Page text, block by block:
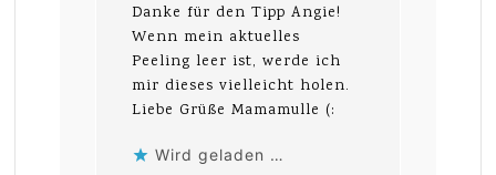
Danke für den Tipp Angie!
Wenn mein aktuelles
Peeling leer ist, werde ich
mir dieses vielleicht holen.
Liebe Grüße Mamamulle (:
Wird geladen …